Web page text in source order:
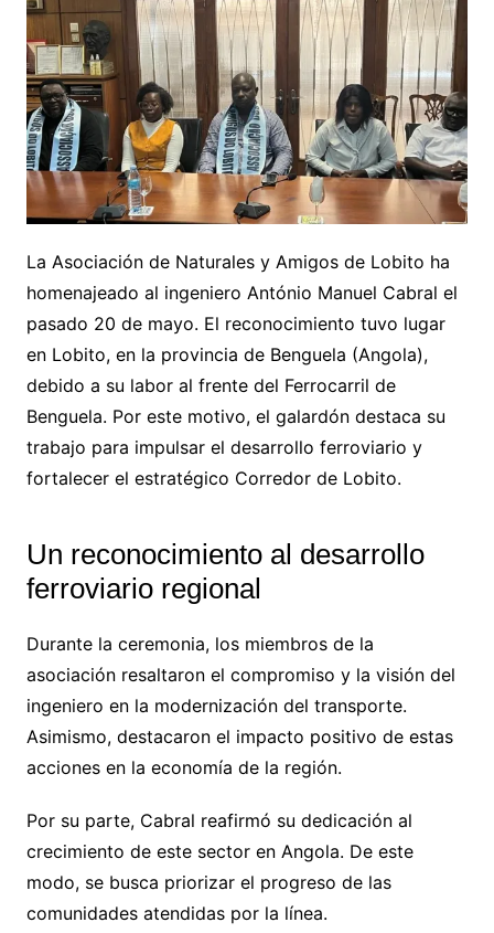
La Asociación de Naturales y Amigos de Lobito ha
homenajeado al ingeniero António Manuel Cabral el
pasado 20 de mayo. El reconocimiento tuvo lugar
en Lobito, en la provincia de Benguela (Angola),
debido a su labor al frente del Ferrocarril de
Benguela. Por este motivo, el galardón destaca su
trabajo para impulsar el desarrollo ferroviario y
fortalecer el estratégico Corredor de Lobito.
Un reconocimiento al desarrollo
ferroviario regional
Durante la ceremonia, los miembros de la
asociación resaltaron el compromiso y la visión del
ingeniero en la modernización del transporte.
Asimismo, destacaron el impacto positivo de estas
acciones en la economía de la región.
Por su parte, Cabral reafirmó su dedicación al
crecimiento de este sector en Angola. De este
modo, se busca priorizar el progreso de las
comunidades atendidas por la línea.